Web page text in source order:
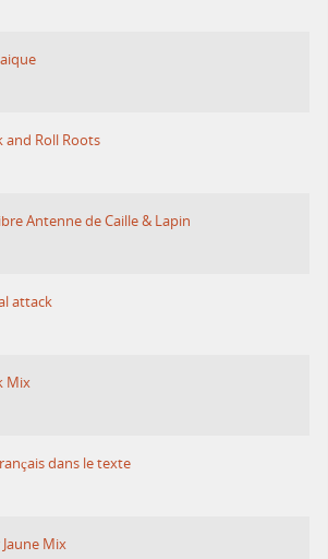
and Roll Roots
Antenne de Caille & Lapin
attack
Mix
dans le texte
Mix